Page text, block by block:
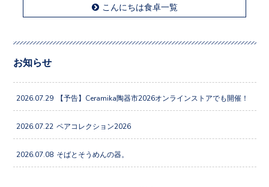
こんにちは食卓一覧
お知らせ
2026.07.29 【予告】Ceramika陶器市2026オンラインストアでも開催！
2026.07.22 ペアコレクション2026
2026.07.08 そばとそうめんの器。